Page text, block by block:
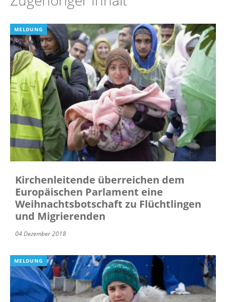
MELDUNG
Kirchenleitende überreichen dem
Europäischen Parlament eine
Weihnachtsbotschaft zu Flüchtlingen
und Migrierenden
04 Dezember 2018
MELDUNG